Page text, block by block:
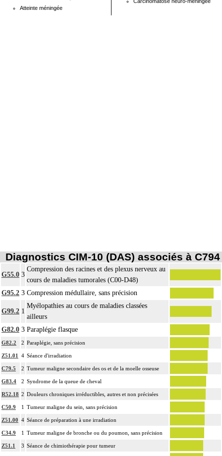
Atteinte méningée
Diagnostics CIM-10 (DAS) associés à C794
G55.0 3
Compression des racines et des plexus nerveux au
cours de maladies tumorales (C00-D48)
G95.2 3 Compression médullaire, sans précision
G99.2 1
Myélopathies au cours de maladies classées
ailleurs
G82.0 3 Paraplégie flasque
G82.2 2 Paraplégie, sans précision
Z51.01 4 Séance d'irradiation
C79.5 2 Tumeur maligne secondaire des os et de la moelle osseuse
G83.4 2 Syndrome de la queue de cheval
R52.18 2 Douleurs chroniques irréductibles, autres et non précisées
C50.9 1 Tumeur maligne du sein, sans précision
Z51.00 4 Séance de préparation à une irradiation
C34.9 1 Tumeur maligne de bronche ou du poumon, sans précision
Z51.1 3 Séance de chimiothérapie pour tumeur